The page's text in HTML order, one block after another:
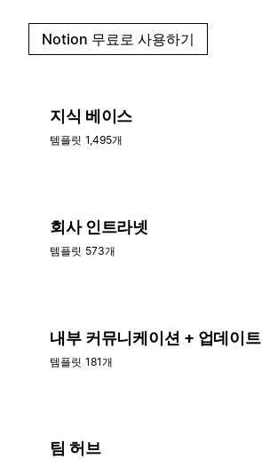
Notion 무료로 사용하기
지식 베이스
템플릿 1,495개
회사 인트라넷
템플릿 573개
내부 커뮤니케이션 + 업데이트
템플릿 181개
팀 허브